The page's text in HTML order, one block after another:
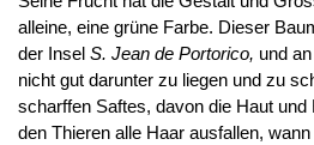
alleine, eine grüne Farbe. Dieser
der Insel S. Jean de Portorico, und
nicht gut darunter zu liegen und zu
scharffen Saftes, davon die Haut und
den Thieren alle Haar ausfallen,